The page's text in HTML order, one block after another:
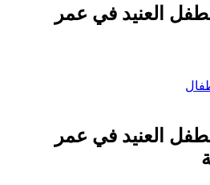
العنيد في عمر
العنيد في عمر